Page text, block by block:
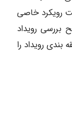
رویکرد خاصی
بررسی رویداد
طبقه بندی رویداد را